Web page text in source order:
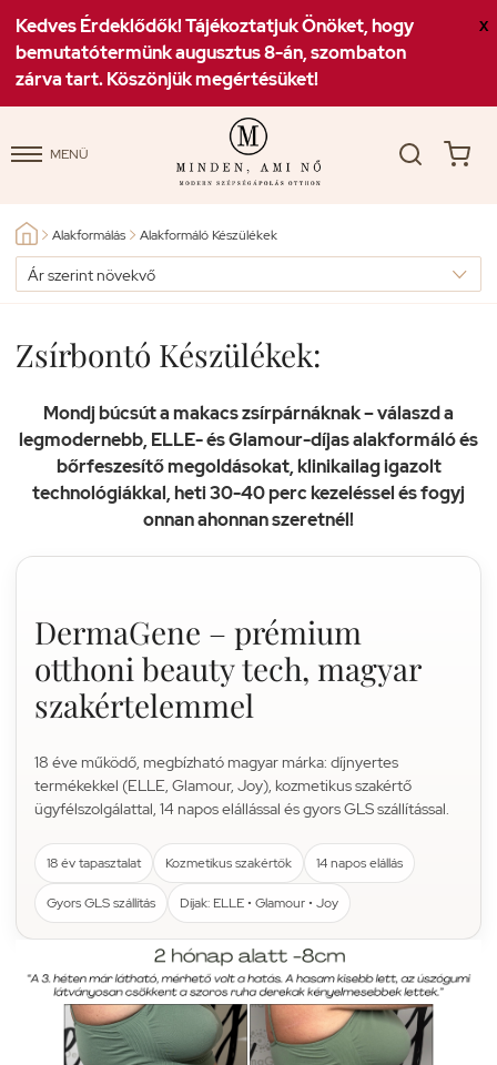
Kedves Érdeklődők! Tájékoztatjuk Önöket, hogy
bemutatótermünk augusztus 8-án, szombaton
zárva tart. Köszönjük megértésüket!
X
MENÜ
 Alakformálás  Alakformáló Készülékek
Zsírbontó Készülékek:
Mondj búcsút a makacs zsírpárnáknak – válaszd a
legmodernebb, ELLE- és Glamour-díjas alakformáló és
bőrfeszesítő megoldásokat, klinikailag igazolt
technológiákkal, heti 30-40 perc kezeléssel és fogyj
onnan ahonnan szeretnél!
DermaGene – prémium
otthoni beauty tech, magyar
szakértelemmel
18 éve működő, megbízható magyar márka: díjnyertes
termékekkel (ELLE, Glamour, Joy), kozmetikus szakértő
ügyfélszolgálattal, 14 napos elállással és gyors GLS szállítással.
18 év tapasztalat Kozmetikus szakértők 14 napos elállás
Gyors GLS szállítás Díjak: ELLE • Glamour • Joy